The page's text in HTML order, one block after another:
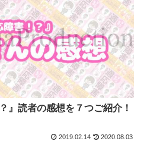
』読者の感想を７つご紹介！
2019.02.14 2020.08.03